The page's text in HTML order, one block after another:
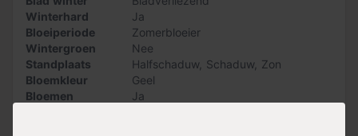
grond gehaald bij de kweker en in pot gekweekt. Zodra
de bomen klaarstaan zullen we contact met je opnemen
voor een afleverafspraak.
Kenmerken
Stamhoogte: tussen 180 en 200cm
Maximale hoogte: 30m
Winterhard
Ja
Bloeiperiode
Zomerbloeier
Wintergroen
Nee
Standplaats
Halfschaduw Schaduw Zon
Bloemkleur
Geel
Bloemen
Ja